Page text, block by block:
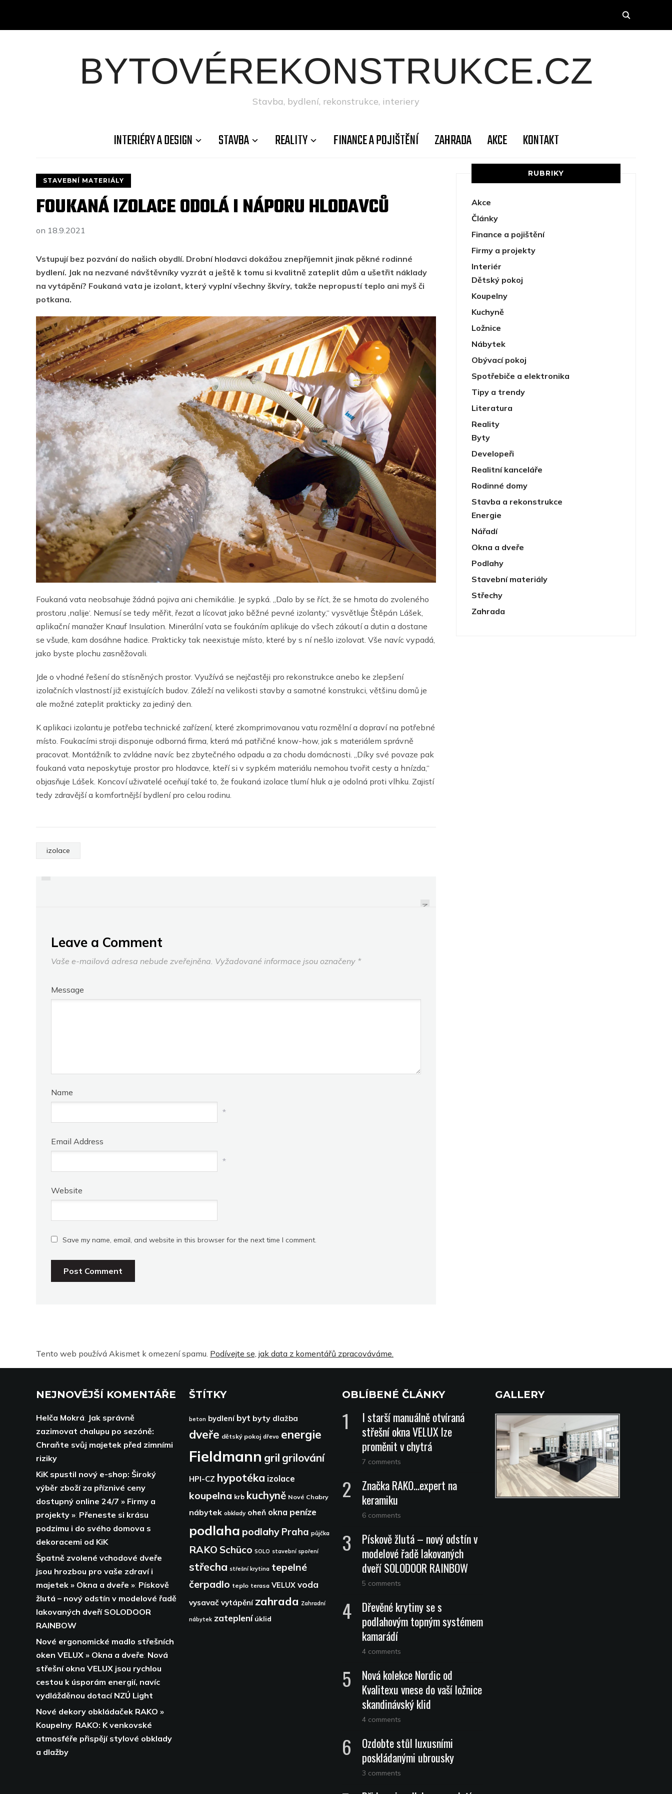
BYTOVÉREKONSTRUKCE.CZ
Stavba, bydlení, rekonstrukce, interiery
INTERIÉRY A DESIGN STAVBA REALITY FINANCE A POJIŠTĚNÍ ZAHRADA AKCE KONTAKT
STAVEBNÍ MATERIÁLY
FOUKANÁ IZOLACE ODOLÁ I NÁPORU HLODAVCŮ
on 18.9.2021
Vstupují bez pozvání do našich obydlí. Drobní hlodavci dokážou znepříjemnit jinak pěkné rodinné
bydlení. Jak na nezvané návštěvníky vyzrát a ještě k tomu si kvalitně zateplit dům a ušetřit náklady
na vytápění? Foukaná vata je izolant, který vyplní všechny škvíry, takže nepropustí teplo ani myš či
potkana.
Foukaná vata neobsahuje žádná pojiva ani chemikálie. Je sypká. „Dalo by se říct, že se hmota do zvoleného
prostoru ‚nalije‘. Nemusí se tedy měřit, řezat a lícovat jako běžné pevné izolanty,“ vysvětluje Štěpán Lášek,
aplikační manažer Knauf Insulation. Minerální vata se foukáním aplikuje do všech zákoutí a dutin a dostane
se všude, kam dosáhne hadice. Prakticky tak neexistuje místo, které by s ní nešlo izolovat. Vše navíc vypadá,
jako byste plochu zasněžovali.
Jde o vhodné řešení do stísněných prostor. Využívá se nejčastěji pro rekonstrukce anebo ke zlepšení
izolačních vlastností již existujících budov. Záleží na velikosti stavby a samotné konstrukci, většinu domů je
ale možné zateplit prakticky za jediný den.
K aplikaci izolantu je potřeba technické zařízení, které zkomprimovanou vatu rozmělní a dopraví na potřebné
místo. Foukacími stroji disponuje odborná firma, která má patřičné know-how, jak s materiálem správně
pracovat. Montážník to zvládne navíc bez zbytečného odpadu a za chodu domácnosti. „Díky své povaze pak
foukaná vata neposkytuje prostor pro hlodavce, kteří si v sypkém materiálu nemohou tvořit cesty a hnízda,“
objasňuje Lášek. Koncoví uživatelé oceňují také to, že foukaná izolace tlumí hluk a je odolná proti vlhku. Zajistí
tedy zdravější a komfortnější bydlení pro celou rodinu.
izolace
PREVIOUS
NEXT
Leave a Comment
Vaše e-mailová adresa nebude zveřejněna. Vyžadované informace jsou označeny *
Message
Name
*
Email Address
*
Website
Save my name, email, and website in this browser for the next time I comment.
Tento web používá Akismet k omezení spamu. Podívejte se, jak data z komentářů zpracováváme.
RUBRIKY
Akce
Články
Finance a pojištění
Firmy a projekty
Interiér
Dětský pokoj
Koupelny
Kuchyně
Ložnice
Nábytek
Obývací pokoj
Spotřebiče a elektronika
Tipy a trendy
Literatura
Reality
Byty
Developeři
Realitní kanceláře
Rodinné domy
Stavba a rekonstrukce
Energie
Nářadí
Okna a dveře
Podlahy
Stavební materiály
Střechy
Zahrada
NEJNOVĚJŠÍ KOMENTÁŘE
Helča Mokrá: Jak správně
zazimovat chalupu po sezóně:
Chraňte svůj majetek před zimními
riziky
KiK spustil nový e-shop: Široký
výběr zboží za příznivé ceny
dostupný online 24/7 » Firmy a
projekty »: Přeneste si krásu
podzimu i do svého domova s
dekoracemi od KiK
Špatně zvolené vchodové dveře
jsou hrozbou pro vaše zdraví i
majetek » Okna a dveře »: Pískově
žlutá – nový odstín v modelové řadě
lakovaných dveří SOLODOOR
RAINBOW
Nové ergonomické madlo střešních
oken VELUX » Okna a dveře: Nová
střešní okna VELUX jsou rychlou
cestou k úsporám energií, navíc
vydlážděnou dotací NZÚ Light
Nové dekory obkládaček RAKO »
Koupelny: RAKO: K venkovské
atmosféře přispějí stylové obklady
a dlažby
ŠTÍTKY
beton bydlení byt byty dlažba
dveře dětský pokoj dřevo energie
Fieldmann gril grilování
HPI-CZ hypotéka izolace
koupelna krb kuchyně Nové Chabry
nábytek obklady oheň okna peníze
podlaha podlahy Praha půjčka
RAKO Schüco SOLO stavební spoření
střecha střešní krytina tepelné
čerpadlo teplo terasa VELUX voda
vysavač vytápění zahrada Zahradní
nábytek zateplení úklid
OBLÍBENÉ ČLÁNKY
I starší manuálně otvíraná
střešní okna VELUX lze
proměnit v chytrá
7 comments
Značka RAKO…expert na
keramiku
6 comments
Pískově žlutá – nový odstín v
modelové řadě lakovaných
dveří SOLODOOR RAINBOW
5 comments
Dřevěné krytiny se s
podlahovým topným systémem
kamarádí
4 comments
Nová kolekce Nordic od
Kvalitexu vnese do vaší ložnice
skandinávský klid
4 comments
Ozdobte stůl luxusními
poskládanými ubrousky
3 comments
GALLERY